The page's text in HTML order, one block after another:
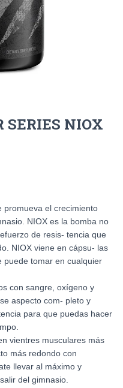
SERIES NIOX
promueva el crecimiento
NIOX es la bomba no
de resis- tencia que
NIOX viene en cápsu- las
puede tomar en cualquier
con sangre, oxígeno y
aspecto com- pleto y
para que puedas hacer
vientres musculares más
más redondo con
llevar al máximo y
del gimnasio.